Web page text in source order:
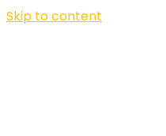
Skip to content